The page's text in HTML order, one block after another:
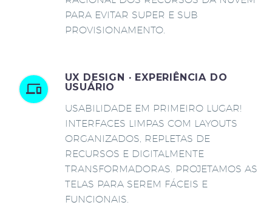
PARA EVITAR SUPER E SUB
PROVISIONAMENTO.
UX DESIGN · EXPERIÊNCIA DO
USUÁRIO
USABILIDADE EM PRIMEIRO LUGAR!
INTERFACES LIMPAS COM LAYOUTS
ORGANIZADOS, REPLETAS DE
RECURSOS E DIGITALMENTE
TRANSFORMADORAS. PROJETAMOS AS
TELAS PARA SEREM FÁCEIS E
FUNCIONAIS.